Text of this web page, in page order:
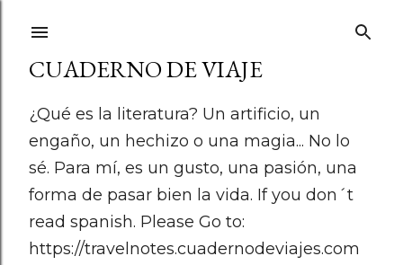
CUADERNO DE VIAJE
¿Qué es la literatura? Un artificio, un
engaño, un hechizo o una magia... No lo
sé. Para mí, es un gusto, una pasión, una
forma de pasar bien la vida. If you don´t
read spanish. Please Go to:
https://travelnotes.cuadernodeviajes.com